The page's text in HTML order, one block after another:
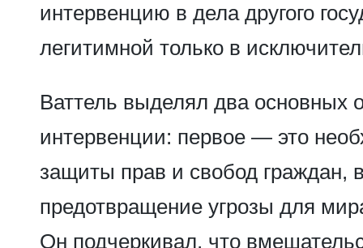
интервенцию в дела другого
легитимной только в
Ваттель выделял два основных
интервенции: первое — это
защиты прав и свобод граждан,
предотвращение угрозы для
Он подчеркивал, что